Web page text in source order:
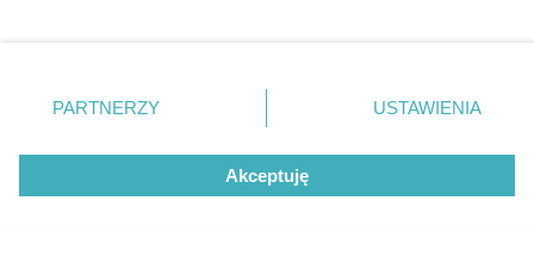
zmienić/wycofać klikając przycisk ustawień prywatności
znajdujący się w lewym dolnym rogu strony
rodzaje przetwarzania danych nie wymagają zgody
użytkownika, ale masz prawo sprzeciwić się takiemu
przetwarzaniu. Preferencje będą miały zastosowanie tylko
PARTNERZY USTAWIENIA
Akceptuję